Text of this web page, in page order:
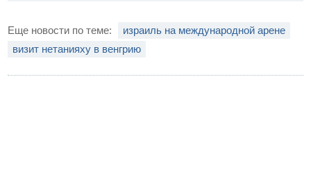
Еще новости по теме:
израиль на международной арене
визит нетанияху в венгрию